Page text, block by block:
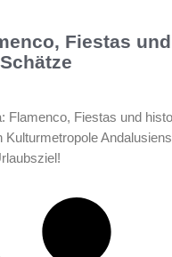
Fiestas und
Flamenco, Fiestas und
Kulturmetropole